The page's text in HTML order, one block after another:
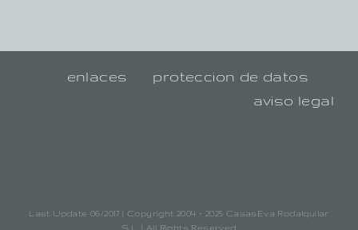
enlaces
proteccion de datos
aviso legal
Last Update 06/2017 | Copyright 2004 - 2025 CasasEva Rodalquilar
S.L. | All Rights Reserved